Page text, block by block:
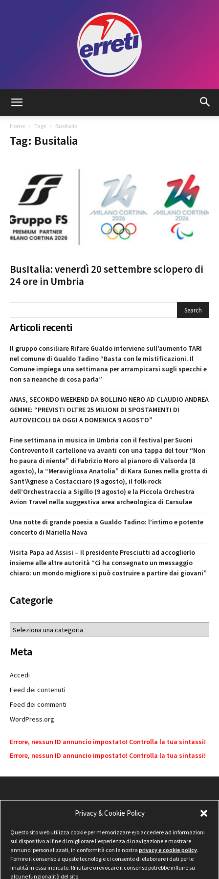
Privacy & Cookie Policy
Questo sito web utilizza cookie per memorizzare e/o accedere ad informazioni
sul dispositivo al fine di migliorare l'esperienza di navigazione e mostrare
annunci personalizzati, in conformità con la nostra privacy e cookie policy.
Fornire il consenso a queste tecnologie ci consente di elaborare i dati per le
finalità in essa indicate. Rifiutare o revocare il consenso potrebbe influire su
alcune funzionalità del sito.
Home Tags Busitalia
Tag: Busitalia
BusItalia: venerdì 20 settembre sciopero di
24 ore in Umbria
Articoli recenti
Il gruppo consiliare Rifare Gualdo interviene sull’aumento TARI
nel comune di Gualdo Tadino “Basta con le mistificazioni. Il
Comune impiega una settimana per arrampicarsi sugli specchi e
non sa neanche di cosa parla”
ANAS, SECONDO WEEKEND DA BOLLINO NERO AD CLAUDIO ANDREA
GEMME: “PREVISTI OLTRE 25 MILIONI DI SPOSTAMENTI DI
AUTOVEICOLI DA OGGI A DOMENICA 9 AGOSTO”
Fine settimana in musica in Umbria con il festival per Suoni
Controvento Il cartellone va avanti con una tappa del tour “Non
ho paura di niente” di Fabrizio Moro al pianoro di Valsorda (8
agosto), la “Meravigliosa Anatolia” di Kara Gunes nella grotta di
Sant’Agnese a Costacciaro (9 agosto), il folk-rock
dell’Orchestraccia a Sigillo (9 agosto) e la Piccola Orchestra
Avion Travel nella suggestiva area archeologica di Carsulae
Una notte di grande poesia a Gualdo Tadino: l’intimo e potente
concerto di Mariella Nava
Visita Papa ad Assisi – Il presidente Presciutti ad accoglierlo
insieme alle altre autorità “Ci ha consegnato un messaggio
chiaro: un mondo migliore si può costruire a partire dai giovani”
Categorie
Categorie
Meta
Accedi
Feed dei contenuti
Feed dei commenti
WordPress.org
Errore, nessun ID annuncio impostato! Controlla la tua sintassi!
Errore, nessun ID annuncio impostato! Controlla la tua sintassi!